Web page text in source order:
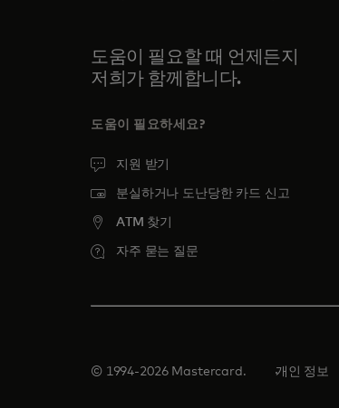
도움이 필요할 때 언제든지
저희가 함께합니다.
도움이 필요하세요?
지원 받기
분실하거나 도난당한 카드 신고
ATM 찾기
자주 묻는 질문
© 1994-2026 Mastercard. 개인 정보